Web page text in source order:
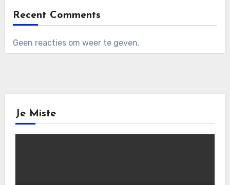
Recent Comments
Geen reacties om weer te geven.
Je Miste